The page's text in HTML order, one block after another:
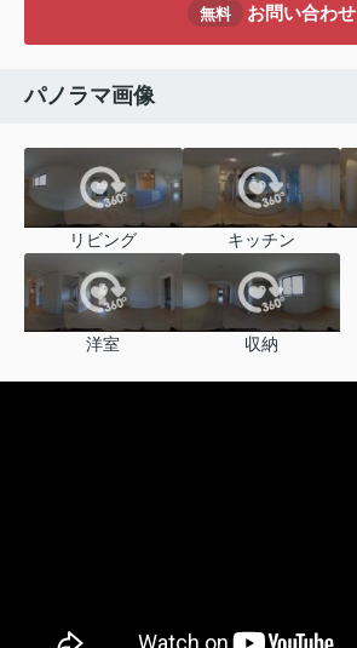
無料 お問い合わせ
パノラマ画像
リビング キッチン
洋室 収納